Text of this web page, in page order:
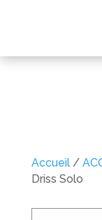
Accueil/
Driss Solo